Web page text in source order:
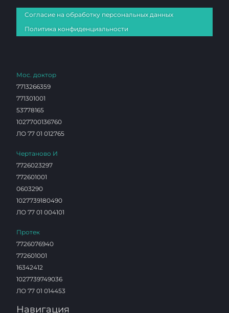
Согласие на обработку персональных данных
Политика конфиденциальности
Мос. доктор
7713266359
771301001
53778165
1027700136760
ЛО 77 01 012765
Чертаново И
7726023297
772601001
0603290
1027739180490
ЛО 77 01 004101
Протек
7726076940
772601001
16342412
1027739749036
ЛО 77 01 014453
Навигация